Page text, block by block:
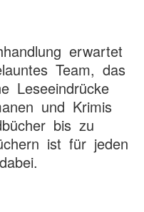
erwartet
Team, das
Leseeindrücke
und Krimis
bis zu
ist für jeden